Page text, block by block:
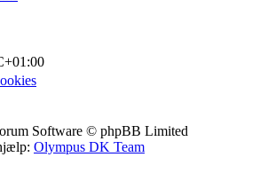
Software © phpBB Limited
Olympus DK Team